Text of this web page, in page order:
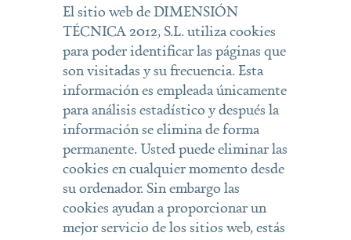
El sitio web de DIMENSIÓN
TÉCNICA 2012, S.L. utiliza cookies
para poder identificar las páginas que
son visitadas y su frecuencia. Esta
información es empleada únicamente
para análisis estadístico y después la
información se elimina de forma
permanente. Usted puede eliminar las
cookies en cualquier momento desde
su ordenador. Sin embargo las
cookies ayudan a proporcionar un
mejor servicio de los sitios web, estás